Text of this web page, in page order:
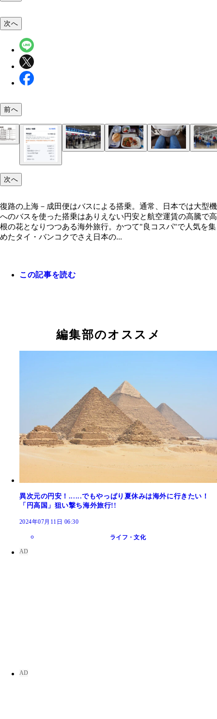
復路の上海－成田便はバスによる搭乗。通常、日
大型機へのバスを使った搭乗はありえない
東京からバンコクへのルートは主に3つ。今回は往
共に上海を経由。乗り継ぎでも中国の厳しい保安
通らなければならない
他社と比較した往復運賃
支払額3万180円のうち、運賃部分はわずか7940円
成田空港でのチェックイン待ちの列。オンライン
成田－上海での機内食。予想よりも味は上々、し
往路の上海行き搭乗機の足元。筆者は身長170㎝だ
上海浦東空港での乗り継ぎには保安検査が必要。
バッテリー持ち込みは審査が厳しいという情報を
上海浦東国際空港のフリーWi-Fiはこの端末でパス
バンコク－上海便では、規定以上の手荷物を持ち
上海－成田便の機内には、個人用モニターがあり
次へ
前へ
次へ
復路の上海－成田便はバスによる搭乗。通常、日本では大型機
へのバスを使った搭乗はありえない円安と航空運賃の高騰で高
根の花となりつつある海外旅行。かつて"良コスパ"で人気を集
めたタイ・バンコクでさえ日本の...
この記事を読む
編集部のオススメ
異次元の円安！......でもやっぱり夏休みは海外に行きたい！
「円高国」狙い撃ち海外旅行!!
2024年07月11日 06:30
ライフ・文化